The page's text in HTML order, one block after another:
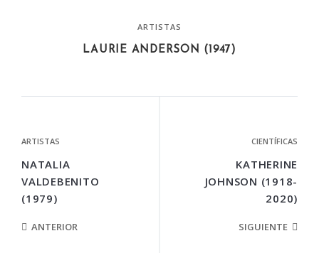
ARTISTAS
LAURIE ANDERSON (1947)
ARTISTAS
NATALIA
VALDEBENITO
(1979)
ANTERIOR
CIENTÍFICAS
KATHERINE
JOHNSON (1918-
2020)
SIGUIENTE